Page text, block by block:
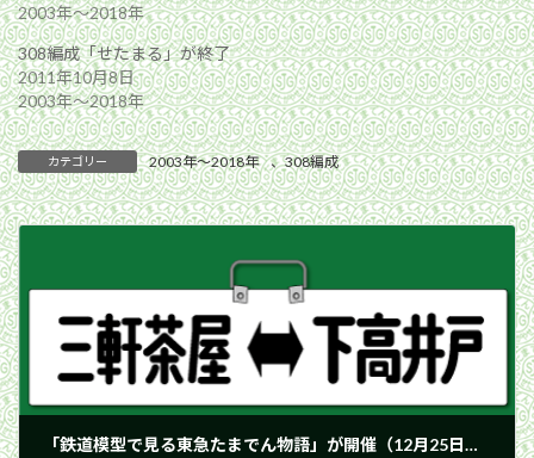
2003年〜2018年
308編成「せたまる」が終了
2011年10月8日
2003年〜2018年
カテゴリー 2003年〜2018年 、308編成
「鉄道模型で見る東急たまでん物語」が開催（12月25日まで）